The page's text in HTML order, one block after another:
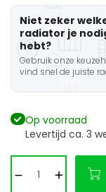
Niet zeker
radiator je
hebt?
Gebruik onze
vind snel de juiste
Op voorraad
Levertijd ca. 3